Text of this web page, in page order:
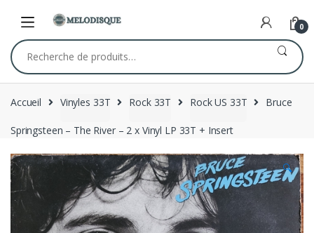
navigation
content
0
Recherche
pour :
Accueil Vinyles 33T Rock 33T Rock US 33T Bruce
Springsteen – The River – 2 x Vinyl LP 33T + Insert
🔍